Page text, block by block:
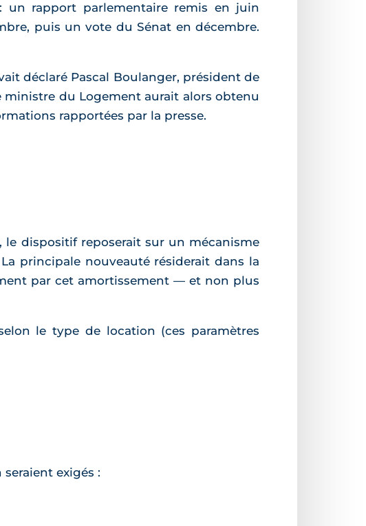
un rapport parlementaire remis en juin
puis un vote du Sénat en décembre.
déclaré Pascal Boulanger, président de
ministre du Logement aurait alors obtenu
rapportées par la presse.
le dispositif reposerait sur un mécanisme
principale nouveauté résiderait dans la
par cet amortissement — et non plus
le type de location (ces paramètres
exigés :